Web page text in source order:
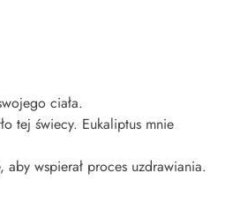
ciała.
tej świecy. Eukaliptus mnie
wspierał proces uzdrawiania.